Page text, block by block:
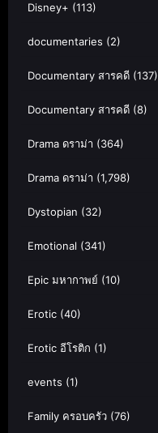
Disney+ (113)
documentaries (2)
Documentary สารคดี (137)
Documentary สารคดี (8)
Drama ดราม่า (364)
Drama ดราม่า (1,798)
Dystopian (32)
Emotional (341)
Epic มหากาพย์ (10)
Erotic (40)
Erotic อีโรติก (1)
events (1)
Family ครอบครัว (76)